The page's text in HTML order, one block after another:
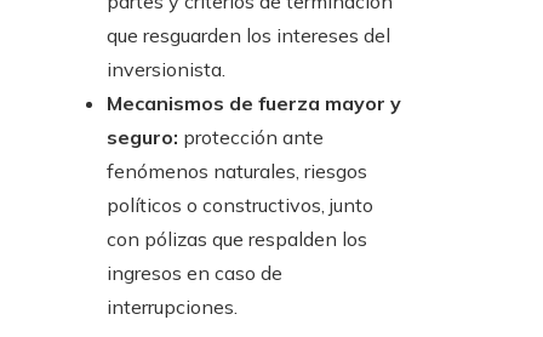
que resguarden los intereses del
inversionista.
Mecanismos de fuerza mayor y
seguro: protección ante
fenómenos naturales, riesgos
políticos o constructivos, junto
con pólizas que respalden los
ingresos en caso de
interrupciones.